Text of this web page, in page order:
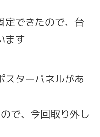
定できたので、台
ます
スターパネルがあ
で、今回取り外し